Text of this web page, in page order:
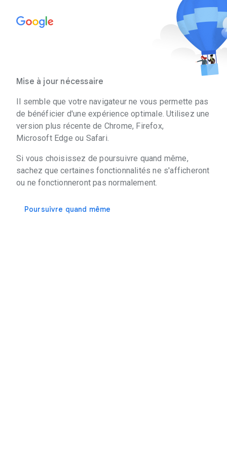
Mise à jour nécessaire
Il semble que votre navigateur ne vous permette pas
de bénéficier d'une expérience optimale. Utilisez une
version plus récente de Chrome, Firefox,
Microsoft Edge ou Safari.
Si vous choisissez de poursuivre quand même,
sachez que certaines fonctionnalités ne s'afficheront
ou ne fonctionneront pas normalement.
Poursuivre quand même